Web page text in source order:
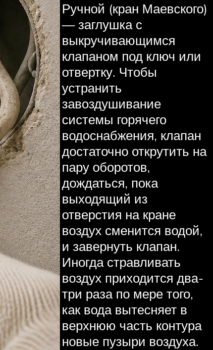
Ручной (кран Маевского)
— заглушка с
выкручивающимся
клапаном под ключ или
отвертку. Чтобы
устранить
завоздушивание
системы горячего
водоснабжения, клапан
достаточно открутить на
пару оборотов,
дождаться, пока
выходящий из
отверстия на кране
воздух сменится водой,
и завернуть клапан.
Иногда стравливать
воздух приходится два-
три раза по мере того,
как вода вытесняет в
верхнюю часть контура
новые пузыри воздуха.